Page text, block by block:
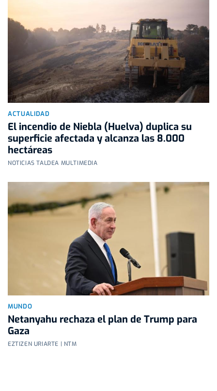
ACTUALIDAD
El incendio de Niebla (Huelva) duplica su
superficie afectada y alcanza las 8.000
hectáreas
NOTICIAS TALDEA MULTIMEDIA
MUNDO
Netanyahu rechaza el plan de Trump para
Gaza
EZTIZEN URIARTE | NTM